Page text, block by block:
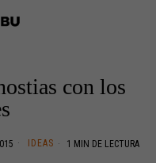
con los
IDEAS 1 MIN DE LECTURA